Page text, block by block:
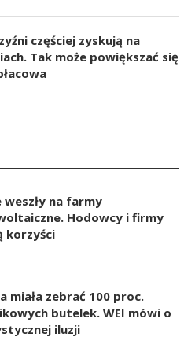
częściej zyskują na
Tak może powiększać się
weszły na farmy
Hodowcy i firmy
korzyści
miała zebrać 100 proc.
butelek. WEI mówi o
iluzji